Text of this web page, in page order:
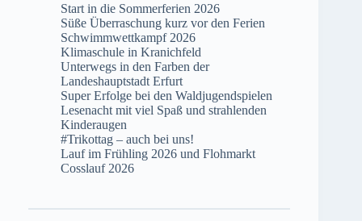
Start in die Sommerferien 2026
Süße Überraschung kurz vor den Ferien
Schwimmwettkampf 2026
Klimaschule in Kranichfeld
Unterwegs in den Farben der
Landeshauptstadt Erfurt
Super Erfolge bei den Waldjugendspielen
Lesenacht mit viel Spaß und strahlenden
Kinderaugen
#Trikottag – auch bei uns!
Lauf im Frühling 2026 und Flohmarkt
Cosslauf 2026